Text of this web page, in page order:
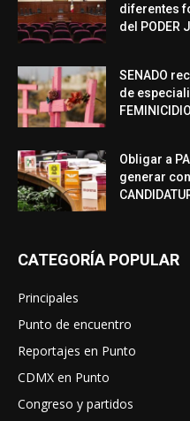
diferentes
del PODER
SENADO
de
FEMINICIDIO
Obligar a
generar
CATEGORÍA POPULAR
Principales
Punto de encuentro
Reportajes en Punto
CDMX en Punto
Congreso y partidos